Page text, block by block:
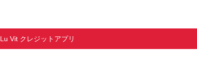
Lu Vit クレジットアプリ